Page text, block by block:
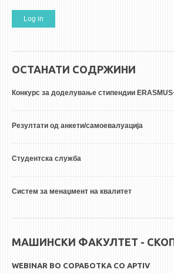
ОСТАНАТИ СОДРЖИНИ
Конкурс за доделување стипендии
Резултати од анкети/самоевалуација
Студентска служба
Систем за менаџмент на квалитет
МАШИНСКИ ФАКУЛТЕТ -
WEBINAR ВО СОРАБОТКА СО APTIV